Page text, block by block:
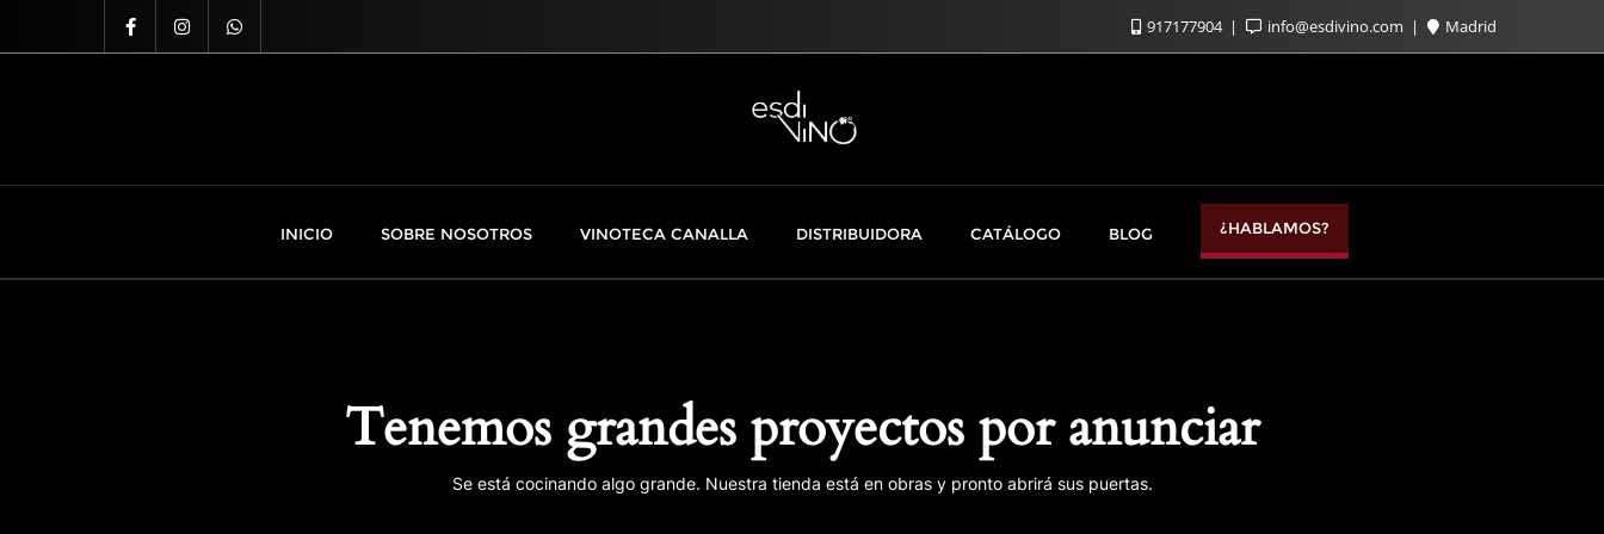
917177904 info@esdivino.com Madrid
INICIO SOBRE NOSOTROS VINOTECA CANALLA DISTRIBUIDORA CATÁLOGO BLOG ¿HABLAMOS?
Tenemos grandes proyectos por anunciar
Se está cocinando algo grande. Nuestra tienda está en obras y pronto abrirá sus puertas.